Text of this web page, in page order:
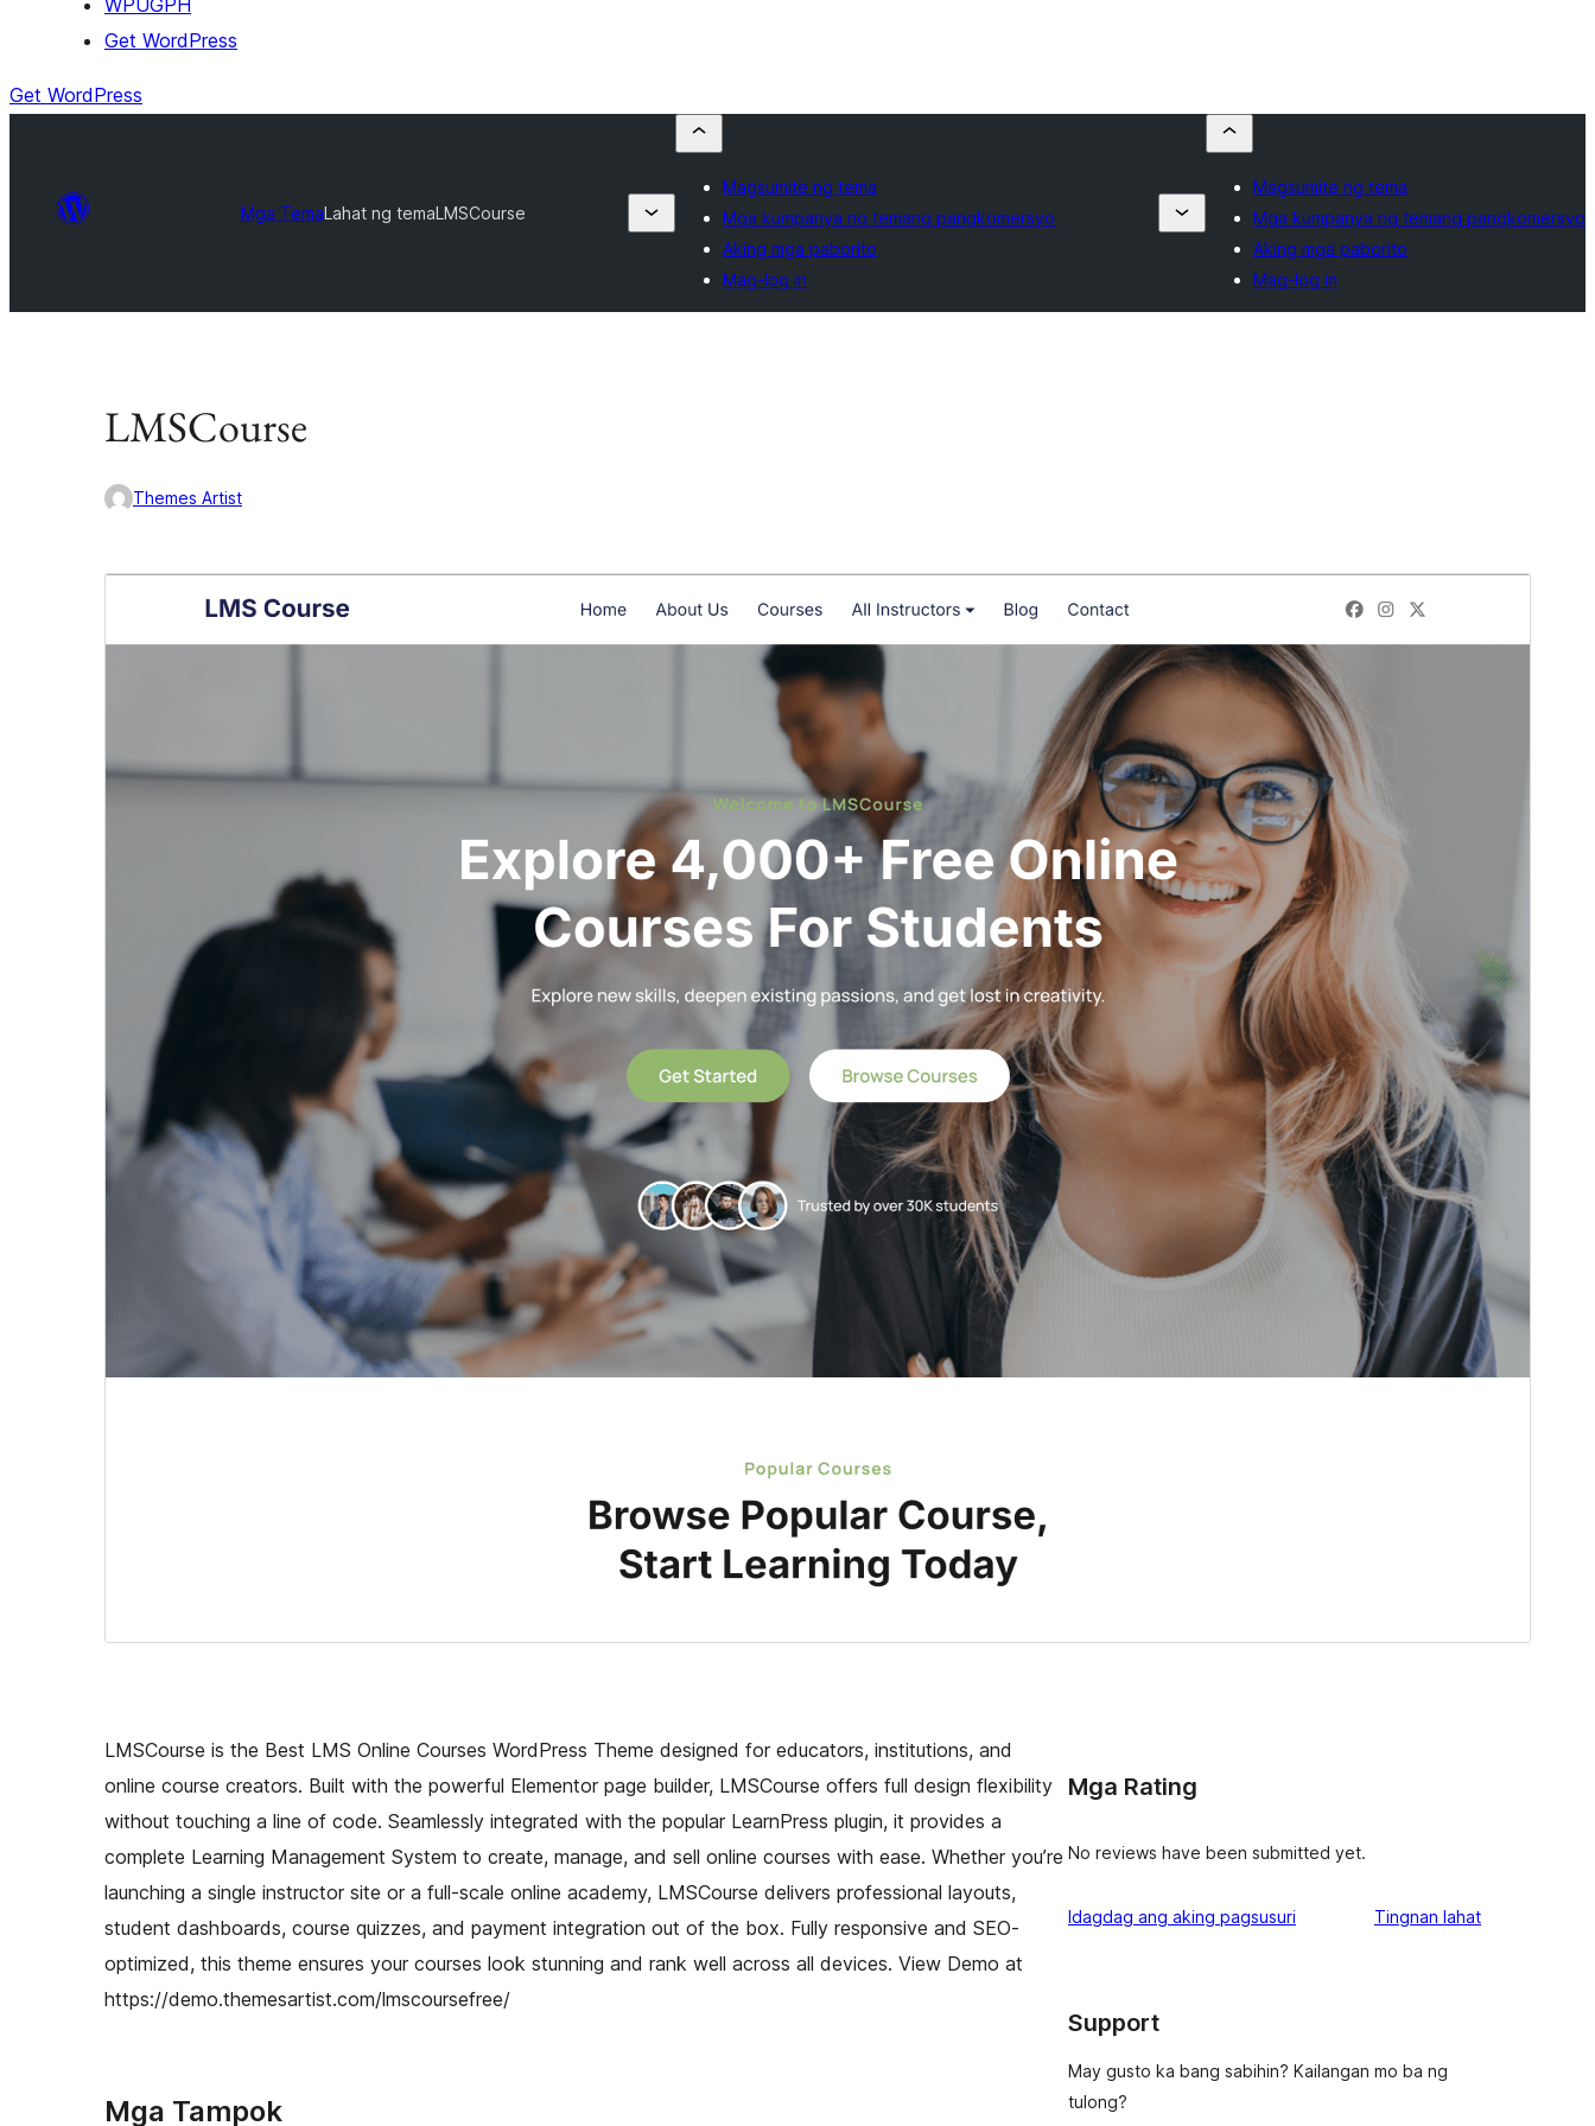
WPUGPH
Get WordPress
Get WordPress
Mga TemaLahat ng temaLMSCourse
Magsumite ng tema
Mga kumpanya ng temang pangkomersyo
Aking mga paborito
Mag-log in
Magsumite ng tema
Mga kumpanya ng temang pangkomersyo
Aking mga paborito
Mag-log in
LMSCourse
Themes Artist
Huling na-update
Mga aktibong pag-install
Bersyon ng PHP
Homepage ng tema
LMSCourse is the Best LMS Online Courses WordPress Theme designed for educators, institutions, and
online course creators. Built with the powerful Elementor page builder, LMSCourse offers full design flexibility
without touching a line of code. Seamlessly integrated with the popular LearnPress plugin, it provides a
complete Learning Management System to create, manage, and sell online courses with ease. Whether you’re
launching a single instructor site or a full-scale online academy, LMSCourse delivers professional layouts,
student dashboards, course quizzes, and payment integration out of the box. Fully responsive and SEO-
optimized, this theme ensures your courses look stunning and rank well across all devices. View Demo at
https://demo.themesartist.com/lmscoursefree/
Mga Tampok
Mga Rating
No reviews have been submitted yet.
Idagdag ang aking pagsusuri Tingnan lahatng
Support
May gusto ka bang sabihin? Kailangan mo ba ng
tulong?